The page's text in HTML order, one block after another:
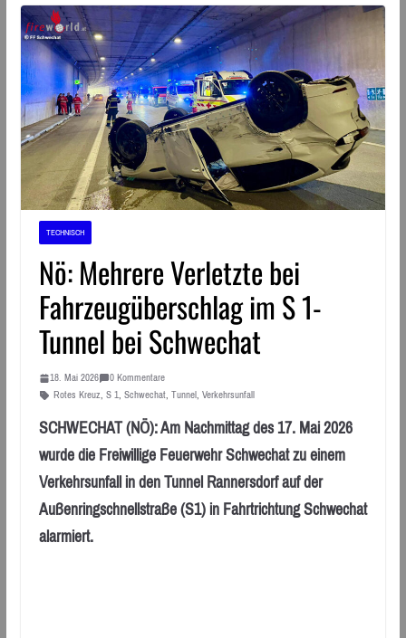
TECHNISCH
Nö: Mehrere Verletzte bei
Fahrzeugüberschlag im S 1-
Tunnel bei Schwechat
18. Mai 2026
0 Kommentare
Rotes Kreuz, S 1, Schwechat, Tunnel, Verkehrsunfall
SCHWECHAT (NÖ): Am Nachmittag des 17. Mai 2026
wurde die Freiwillige Feuerwehr Schwechat zu einem
Verkehrsunfall in den Tunnel Rannersdorf auf der
Außenringschnellstraße (S1) in Fahrtrichtung Schwechat
alarmiert.